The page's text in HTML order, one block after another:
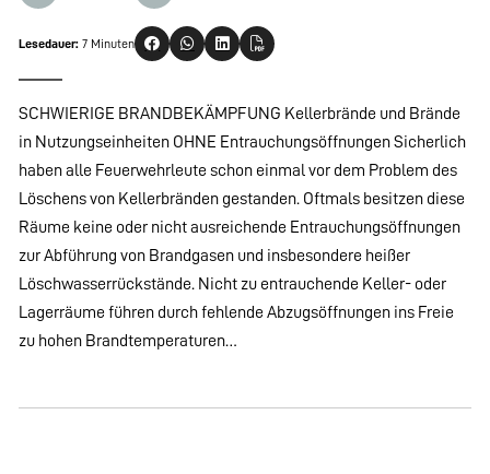
Lesedauer: 7 Minuten
SCHWIERIGE BRANDBEKÄMPFUNG Kellerbrände und Brände
in Nutzungseinheiten OHNE Entrauchungsöffnungen Sicherlich
haben alle Feuerwehrleute schon einmal vor dem Problem des
Löschens von Kellerbränden gestanden. Oftmals besitzen diese
Räume keine oder nicht ausreichende Entrauchungsöffnungen
zur Abführung von Brandgasen und insbesondere heißer
Löschwasserrückstände. Nicht zu entrauchende Keller- oder
Lagerräume führen durch fehlende Abzugsöffnungen ins Freie
zu hohen Brandtemperaturen…